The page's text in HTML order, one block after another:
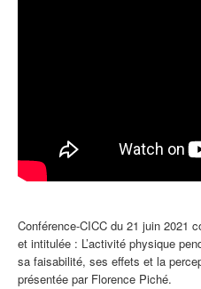
Conférence-CICC du 21 juin 2021
et intitulée : L’activité physique
sa faisabilité, ses effets et la
présentée par Florence Piché.